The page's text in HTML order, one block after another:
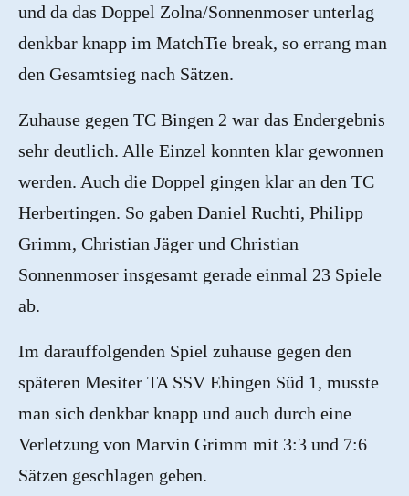
und da das Doppel Zolna/Sonnenmoser unterlag
denkbar knapp im MatchTie break, so errang man
den Gesamtsieg nach Sätzen.
Zuhause gegen TC Bingen 2 war das Endergebnis
sehr deutlich. Alle Einzel konnten klar gewonnen
werden. Auch die Doppel gingen klar an den TC
Herbertingen. So gaben Daniel Ruchti, Philipp
Grimm, Christian Jäger und Christian
Sonnenmoser insgesamt gerade einmal 23 Spiele
ab.
Im darauffolgenden Spiel zuhause gegen den
späteren Mesiter TA SSV Ehingen Süd 1, musste
man sich denkbar knapp und auch durch eine
Verletzung von Marvin Grimm mit 3:3 und 7:6
Sätzen geschlagen geben.